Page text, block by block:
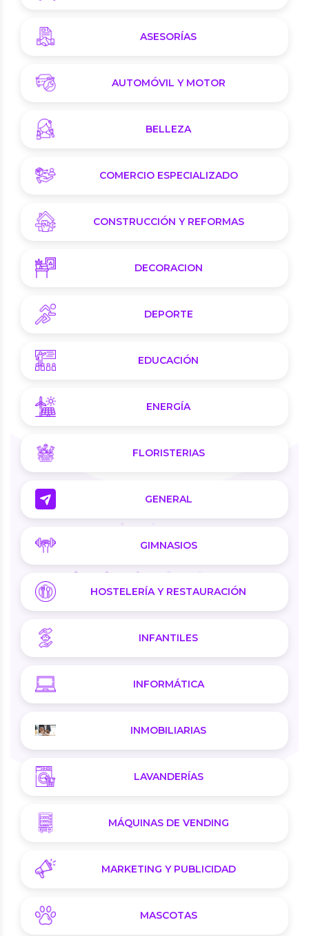
ASESORÍAS
AUTOMÓVIL Y MOTOR
BELLEZA
COMERCIO ESPECIALIZADO
CONSTRUCCIÓN Y REFORMAS
DECORACION
DEPORTE
EDUCACIÓN
ENERGÍA
FLORISTERIAS
GENERAL
GIMNASIOS
HOSTELERÍA Y RESTAURACIÓN
INFANTILES
INFORMÁTICA
INMOBILIARIAS
LAVANDERÍAS
MÁQUINAS DE VENDING
MARKETING Y PUBLICIDAD
MASCOTAS